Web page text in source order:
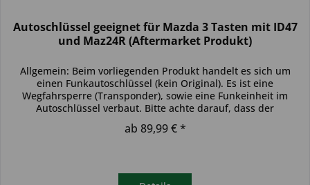
Autoschlüssel geeignet für Mazda 3 Tasten mit ID47
und Maz24R (Aftermarket Produkt)
Allgemein: Beim vorliegenden Produkt handelt es sich um
einen Funkautoschlüssel (kein Original). Es ist eine
Wegfahrsperre (Transponder), sowie eine Funkeinheit im
Autoschlüssel verbaut. Bitte achte darauf, dass der
Autoschlüssel deinem...
ab 89,99 € *